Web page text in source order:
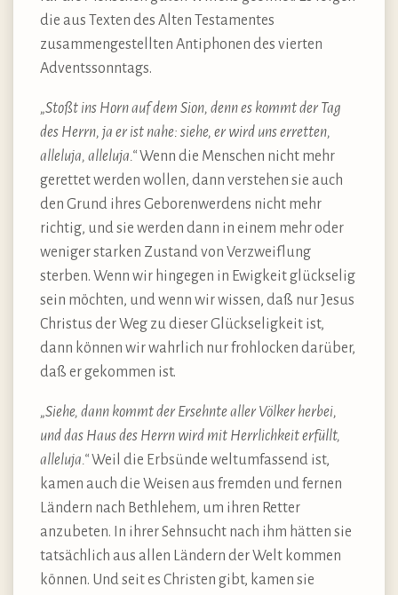
die aus Texten des Alten Testamentes
zusammengestellten Antiphonen des vierten
Adventssonntags.
„Stoßt ins Horn auf dem Sion, denn es kommt der Tag
des Herrn, ja er ist nahe: siehe, er wird uns erretten,
alleluja, alleluja.“Wenn die Menschen nicht mehr
gerettet werden wollen, dann verstehen sie auch
den Grund ihres Geborenwerdens nicht mehr
richtig, und sie werden dann in einem mehr oder
weniger starken Zustand von Verzweiflung
sterben. Wenn wir hingegen in Ewigkeit glückselig
sein möchten, und wenn wir wissen, daß nur Jesus
Christus der Weg zu dieser Glückseligkeit ist,
dann können wir wahrlich nur frohlocken darüber,
daß er gekommen ist.
„Siehe, dann kommt der Ersehnte aller Völker herbei,
und das Haus des Herrn wird mit Herrlichkeit erfüllt,
alleluja.“Weil die Erbsünde weltumfassend ist,
kamen auch die Weisen aus fremden und fernen
Ländern nach Bethlehem, um ihren Retter
anzubeten. In ihrer Sehnsucht nach ihm hätten sie
tatsächlich aus allen Ländern der Welt kommen
können. Und seit es Christen gibt, kamen sie